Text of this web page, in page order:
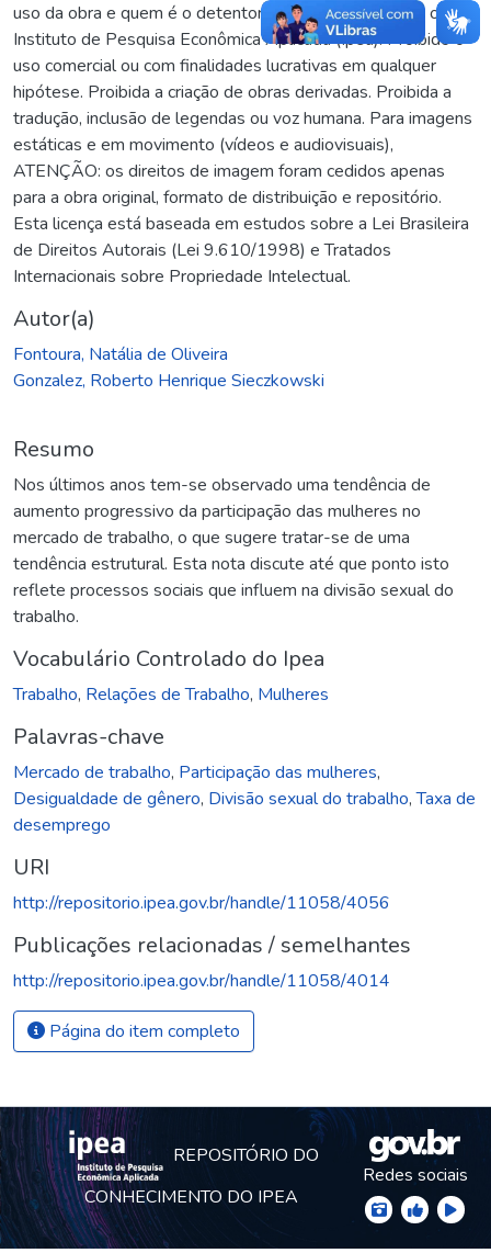
uso da obra e quem é o detentor dos direitos autorais, o
Instituto de Pesquisa Econômica Aplicada (Ipea). Proibido o
uso comercial ou com finalidades lucrativas em qualquer
hipótese. Proibida a criação de obras derivadas. Proibida a
tradução, inclusão de legendas ou voz humana. Para imagens
estáticas e em movimento (vídeos e audiovisuais),
ATENÇÃO: os direitos de imagem foram cedidos apenas
para a obra original, formato de distribuição e repositório.
Esta licença está baseada em estudos sobre a Lei Brasileira
de Direitos Autorais (Lei 9.610/1998) e Tratados
Internacionais sobre Propriedade Intelectual.
Autor(a)
Fontoura, Natália de Oliveira
Gonzalez, Roberto Henrique Sieczkowski
Resumo
Nos últimos anos tem-se observado uma tendência de
aumento progressivo da participação das mulheres no
mercado de trabalho, o que sugere tratar-se de uma
tendência estrutural. Esta nota discute até que ponto isto
reflete processos sociais que influem na divisão sexual do
trabalho.
Vocabulário Controlado do Ipea
Trabalho, Relações de Trabalho, Mulheres
Palavras-chave
Mercado de trabalho, Participação das mulheres,
Desigualdade de gênero, Divisão sexual do trabalho,Taxa de
desemprego
URI
http://repositorio.ipea.gov.br/handle/11058/4056
Publicações relacionadas / semelhantes
http://repositorio.ipea.gov.br/handle/11058/4014
Página do item completo
REPOSITÓRIO DO
CONHECIMENTO DO IPEA
Redes sociais